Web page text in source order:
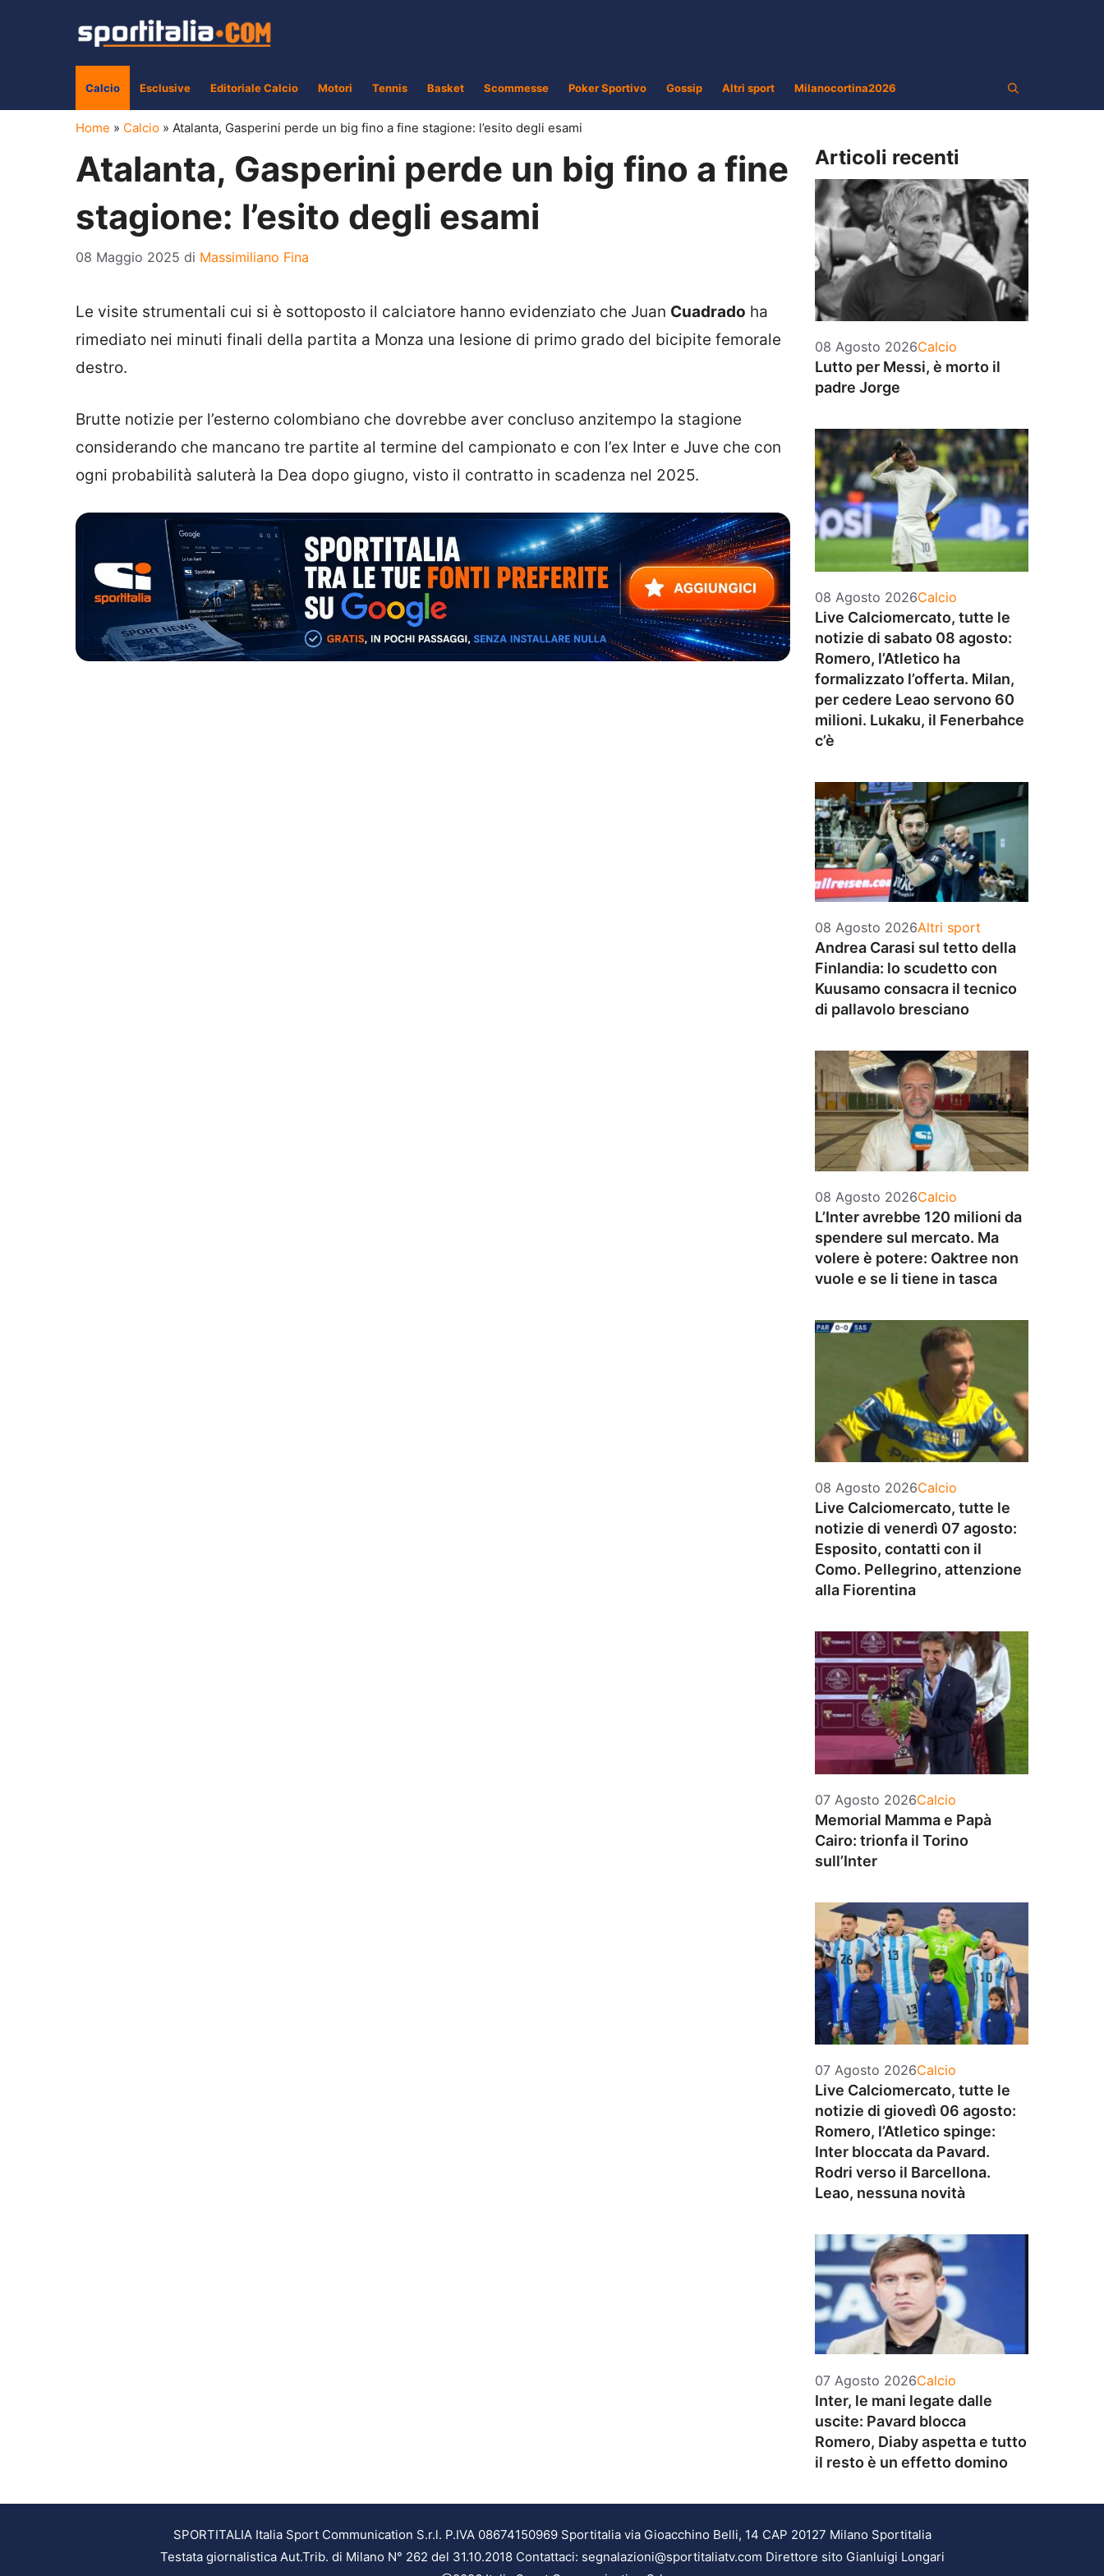
Calcio Esclusive Editoriale Calcio Motori Tennis Basket Scommesse Poker Sportivo Gossip Altri sport Milanocortina2026
Home » Calcio » Atalanta, Gasperini perde un big fino a fine stagione: l’esito degli esami
Atalanta, Gasperini perde un big fino a fine
stagione: l’esito degli esami
08 Maggio 2025 di Massimiliano Fina
Le visite strumentali cui si è sottoposto il calciatore hanno evidenziato che Juan Cuadrado ha
rimediato nei minuti finali della partita a Monza una lesione di primo grado del bicipite femorale
destro.
Brutte notizie per l’esterno colombiano che dovrebbe aver concluso anzitempo la stagione
considerando che mancano tre partite al termine del campionato e con l’ex Inter e Juve che con
ogni probabilità saluterà la Dea dopo giugno, visto il contratto in scadenza nel 2025.
Articoli recenti
08 Agosto 2026Categorie
Calcio
Lutto per Messi, è morto il
padre Jorge
08 Agosto 2026Categorie
Calcio
Live Calciomercato, tutte le
notizie di sabato 08 agosto:
Romero, l’Atletico ha
formalizzato l’offerta. Milan,
per cedere Leao servono 60
milioni. Lukaku, il Fenerbahce
c’è
08 Agosto 2026Categorie
Altri sport
Andrea Carasi sul tetto della
Finlandia: lo scudetto con
Kuusamo consacra il tecnico
di pallavolo bresciano
08 Agosto 2026Categorie
Calcio
L’Inter avrebbe 120 milioni da
spendere sul mercato. Ma
volere è potere: Oaktree non
vuole e se li tiene in tasca
08 Agosto 2026Categorie
Calcio
Live Calciomercato, tutte le
notizie di venerdì 07 agosto:
Esposito, contatti con il
Como. Pellegrino, attenzione
alla Fiorentina
07 Agosto 2026Categorie
Calcio
Memorial Mamma e Papà
Cairo: trionfa il Torino
sull’Inter
07 Agosto 2026Categorie
Calcio
Live Calciomercato, tutte le
notizie di giovedì 06 agosto:
Romero, l’Atletico spinge:
Inter bloccata da Pavard.
Rodri verso il Barcellona.
Leao, nessuna novità
07 Agosto 2026Categorie
Calcio
Inter, le mani legate dalle
uscite: Pavard blocca
Romero, Diaby aspetta e tutto
il resto è un effetto domino
SPORTITALIA Italia Sport Communication S.r.l. P.IVA 08674150969 Sportitalia via Gioacchino Belli, 14 CAP 20127 Milano Sportitalia
Testata giornalistica Aut.Trib. di Milano N° 262 del 31.10.2018 Contattaci: segnalazioni@sportitaliatv.com Direttore sito Gianluigi Longari